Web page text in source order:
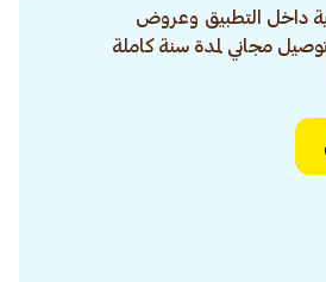
داخل التطبيق وعروض
مجاني لمدة سنة كاملة